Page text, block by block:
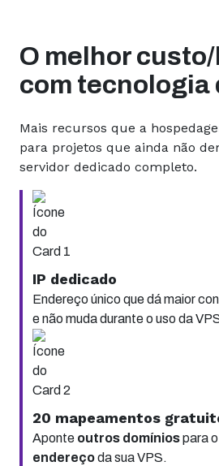
O melhor
com tecnologia
Mais recursos que a
para projetos que ainda não
servidor dedicado completo.
IP dedicado
Endereço único que dá maior
e não muda durante o uso da
20 mapeamentos
Aponte outros domíniospara o
endereçoda sua VPS.